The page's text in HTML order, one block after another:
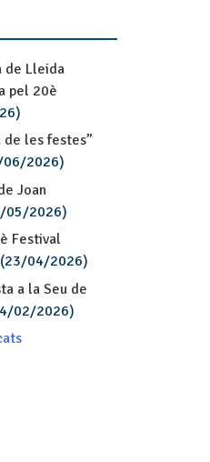
de Lleida
pel 20è
de les festes”
06/2026)
Joan
2026)
Festival
04/2026)
a la Seu de
02/2026)